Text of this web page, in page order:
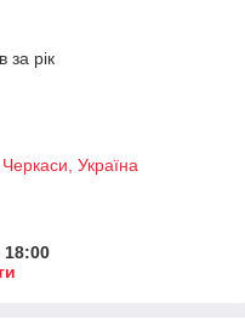
за рік
Україна
18:00